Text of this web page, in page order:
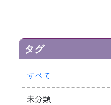
タグ
すべて
未分類